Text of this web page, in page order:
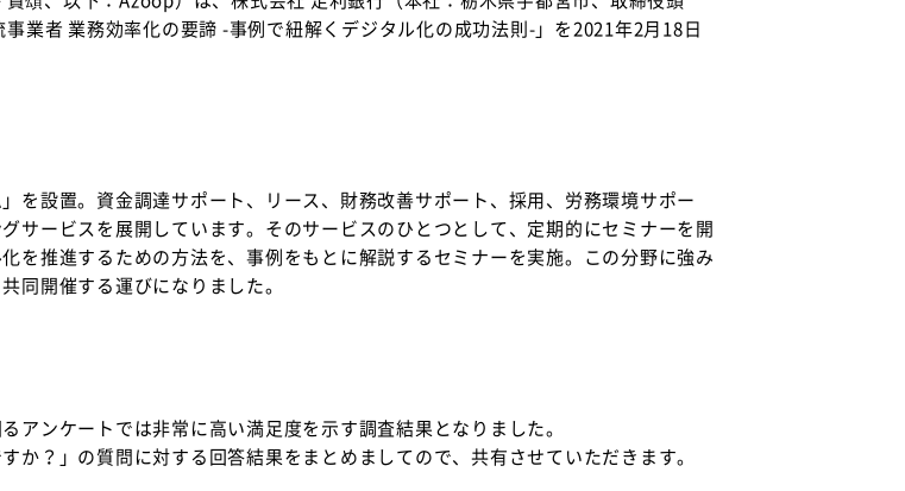
業者 業務効率化の要諦 -事例で紐解くデジタル化の成功法則-」を2021年2月18日
を設置。資金調達サポート、リース、財務改善サポート、採用、労務環境サポー
サービスを展開しています。そのサービスのひとつとして、定期的にセミナーを開
を推進するための方法を、事例をもとに解説するセミナーを実施。この分野に強み
同開催する運びになりました。
アンケートでは非常に高い満足度を示す調査結果となりました。
か？」の質問に対する回答結果をまとめましてので、共有させていただきます。